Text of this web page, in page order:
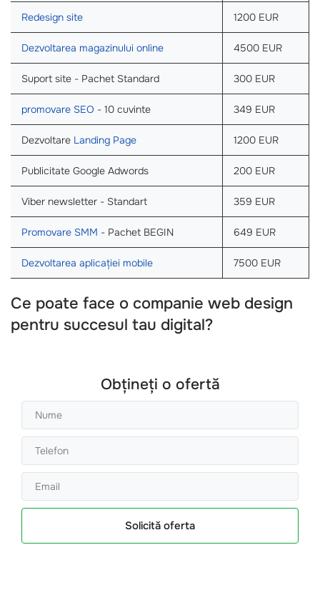
Redesign site 1200 EUR
Dezvoltarea magazinului online 4500 EUR
Suport site - Pachet Standard 300 EUR
promovare SEO - 10 cuvinte 349 EUR
Dezvoltare Landing Page 1200 EUR
Publicitate Google Adwords 200 EUR
Viber newsletter - Standart 359 EUR
Promovare SMM - Pachet BEGIN 649 EUR
Dezvoltarea aplicației mobile 7500 EUR
Ce poate face o companie web design
pentru succesul tau digital?
Obțineți o ofertă
Solicită oferta